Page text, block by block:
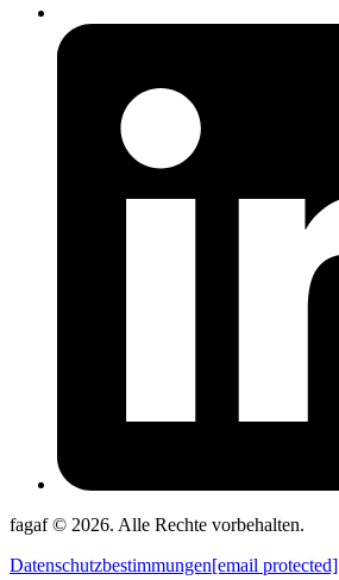
fagaf © 2026. Alle Rechte vorbehalten.
Datenschutzbestimmungen[email protected]